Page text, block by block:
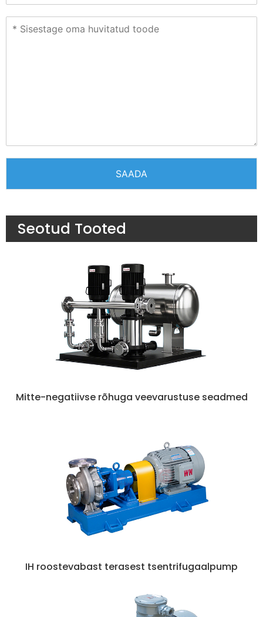
SAADA
Seotud Tooted
Mitte-negatiivse rõhuga veevarustuse seadmed
IH roostevabast terasest tsentrifugaalpump